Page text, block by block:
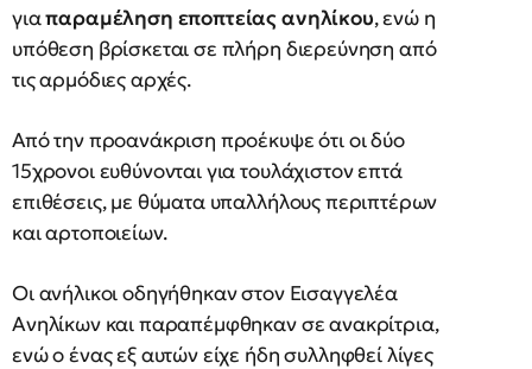
γιαπαραμέληση εποπτείας ανηλίκου, ενώ η
υπόθεση βρίσκεται σε πλήρη διερεύνηση από
τις αρμόδιες αρχές.
Από την προανάκριση προέκυψε ότι οι δύο
15χρονοι ευθύνονται για τουλάχιστον επτά
επιθέσεις, με θύματα υπαλλήλους περιπτέρων
και αρτοποιείων.
Οι ανήλικοι οδηγήθηκαν στον Εισαγγελέα
Ανηλίκων και παραπέμφθηκαν σε ανακρίτρια,
ενώ ο ένας εξ αυτών είχε ήδη συλληφθεί λίγες